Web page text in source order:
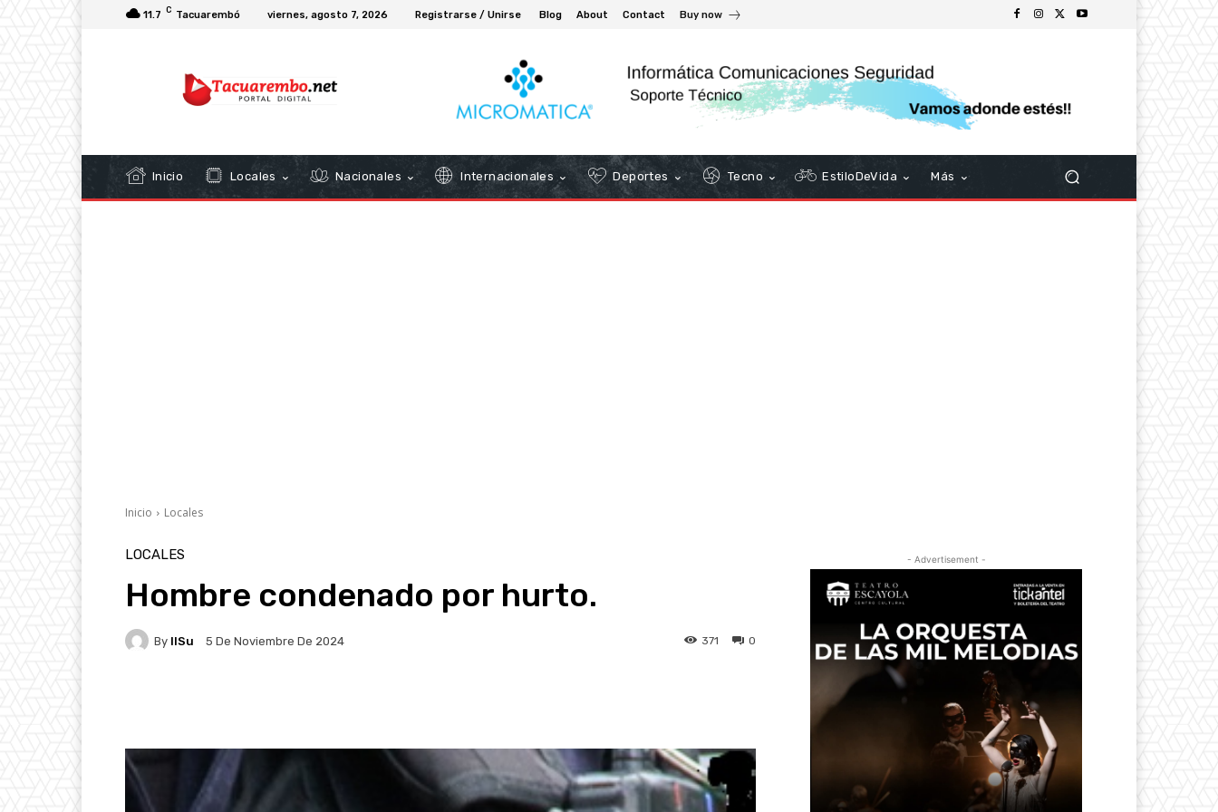
11.7 C Tacuarembó viernes, agosto 7, 2026 Registrarse / Unirse Blog About Contact Buy now
Inicio Locales Nacionales Internacionales Deportes Tecno EstiloDeVida Más
Inicio Locales
LOCALES
Hombre condenado por hurto.
By IlSu 5 De Noviembre De 2024 0
371
- Advertisement -